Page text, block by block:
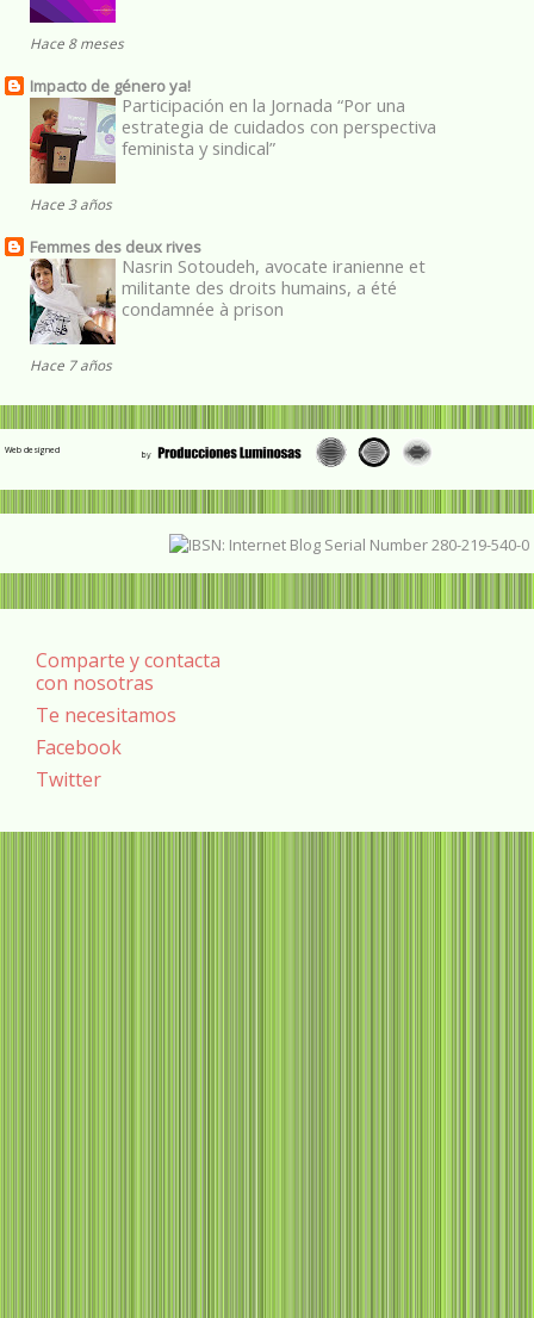
Hace 8 meses
Impacto de género ya!
Participación en la Jornada “Por una
estrategia de cuidados con perspectiva
feminista y sindical”
Hace 3 años
Femmes des deux rives
Nasrin Sotoudeh, avocate iranienne et
militante des droits humains, a été
condamnée à prison
Hace 7 años
Web designed
Comparte y contacta
con nosotras
Te necesitamos
Facebook
Twitter